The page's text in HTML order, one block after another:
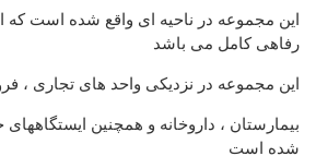
این مجموعه در ناحیه ای واقع شده است که
رفاهی کامل می باشد
این مجموعه در نزدیکی واحد های تجاری ،
بیمارستان ، داروخانه و همچنین
شده است